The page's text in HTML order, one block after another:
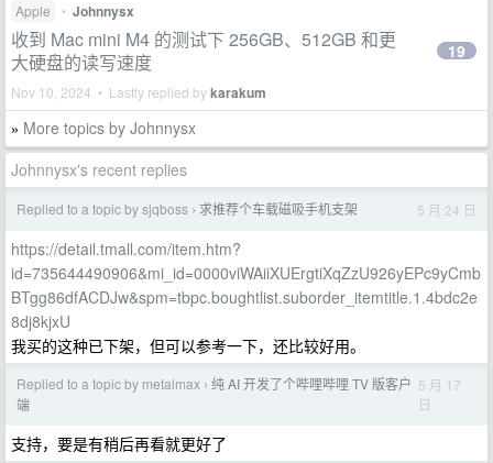
Apple • Johnnysx
收到 Mac mini M4 的测试下 256GB、512GB 和更
大硬盘的读写速度
Nov 10, 2024 • Lastly replied bykarakum
19
» More topics by Johnnysx
Johnnysx's recent replies
Replied to a topic by sjqboss › 求推荐个车载磁吸手机支架 5 月 24 日
https://detail.tmall.com/item.htm?
id=735644490906&mi_id=0000viWAiiXUErgtiXqZzU926yEPc9yCmb
BTgg86dfACDJw&spm=tbpc.boughtlist.suborder_itemtitle.1.4bdc2e
8dj8kjxU
我买的这种已下架，但可以参考一下，还比较好用。
Replied to a topic by metalmax › 纯 AI 开发了个哔哩哔哩 TV 版客户
端
5 月 17
日
支持，要是有稍后再看就更好了